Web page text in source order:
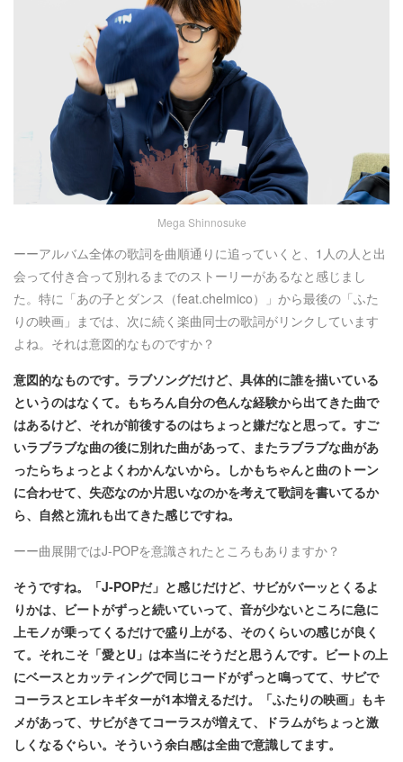
Mega Shinnosuke
ーーアルバム全体の歌詞を曲順通りに追っていくと、1人の人と出
会って付き合って別れるまでのストーリーがあるなと感じまし
た。特に「あの子とダンス（feat.chelmico）」から最後の「ふた
りの映画」までは、次に続く楽曲同士の歌詞がリンクしています
よね。それは意図的なものですか？
意図的なものです。ラブソングだけど、具体的に誰を描いている
というのはなくて。もちろん自分の色んな経験から出てきた曲で
はあるけど、それが前後するのはちょっと嫌だなと思って。すご
いラブラブな曲の後に別れた曲があって、またラブラブな曲があ
ったらちょっとよくわかんないから。しかもちゃんと曲のトーン
に合わせて、失恋なのか片思いなのかを考えて歌詞を書いてるか
ら、自然と流れも出てきた感じですね。
ーー曲展開ではJ-POPを意識されたところもありますか？
そうですね。「J-POPだ」と感じだけど、サビがバーッとくるよ
りかは、ビートがずっと続いていって、音が少ないところに急に
上モノが乗ってくるだけで盛り上がる、そのくらいの感じが良く
て。それこそ「愛とU」は本当にそうだと思うんです。ビートの上
にベースとカッティングで同じコードがずっと鳴ってて、サビで
コーラスとエレキギターが1本増えるだけ。「ふたりの映画」もキ
メがあって、サビがきてコーラスが増えて、ドラムがちょっと激
しくなるぐらい。そういう余白感は全曲で意識してます。